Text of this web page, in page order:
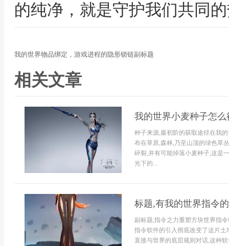
的纯净，就是守护我们共同
我的世界物品绑定，游戏进程的隐形锁链副标题
相关文章
我的世界小麦种子怎
种子来源,最初阶的获取途径在我
布在草原,森林,乃至山顶的绿色草
碎裂,并有可能掉落小麦种子,这是
光下的...
标题,有我的世界指令
副标题,指令之力重塑方块世界指
指令软件的引入彻底改变了这片
直接与世界的底层规则对话,这种